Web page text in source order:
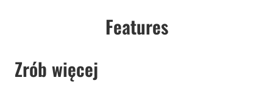
Features
Zrób więcej